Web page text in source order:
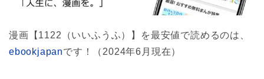
漫画【1122（いいふうふ）】を最安値で読めるのは、
ebookjapanです！（2024年6月現在）